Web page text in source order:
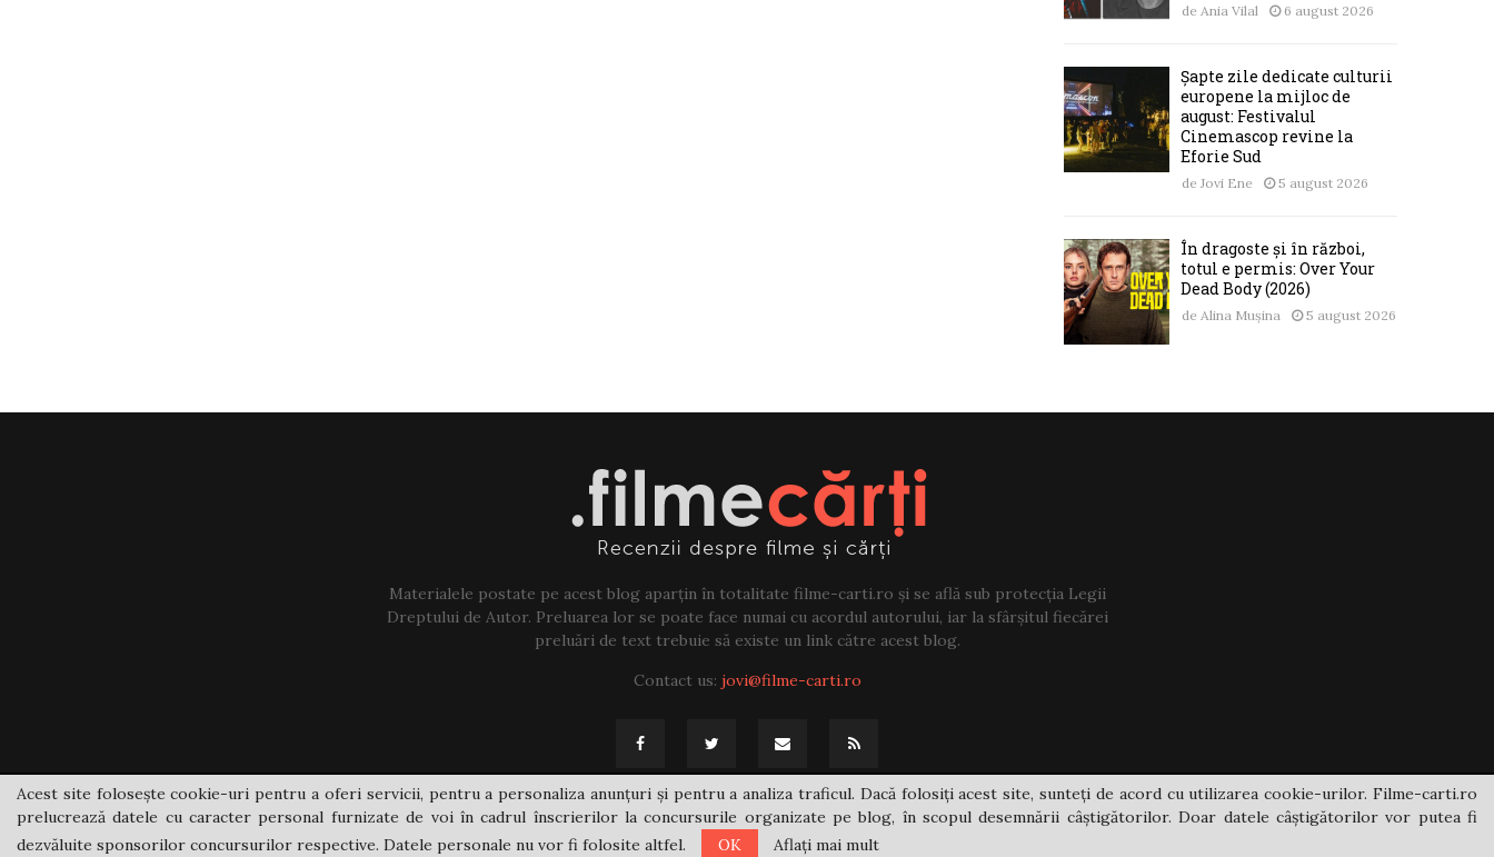
de Ania Vilal 6 august 2026
Șapte zile dedicate culturii
europene la mijloc de
august: Festivalul
Cinemascop revine la
Eforie Sud
de Jovi Ene 5 august 2026
În dragoste și în război,
totul e permis: Over Your
Dead Body (2026)
de Alina Mușina 5 august 2026
Materialele postate pe acest blog aparțin în totalitate filme-carti.ro și se află sub protecția Legii
Dreptului de Autor. Preluarea lor se poate face numai cu acordul autorului, iar la sfârșitul fiecărei
preluări de text trebuie să existe un link către acest blog.
Contact us: jovi@filme-carti.ro
@2021 - filme-carti.ro
Acest site folosește cookie-uri pentru a oferi servicii, pentru a personaliza anunțuri și pentru a analiza traficul. Dacă folosiți acest site, sunteți de acord cu utilizarea cookie-urilor. Filme-carti.ro
prelucrează datele cu caracter personal furnizate de voi în cadrul înscrierilor la concursurile organizate pe blog, în scopul desemnării câștigătorilor. Doar datele câștigătorilor vor putea fi
dezvăluite sponsorilor concursurilor respective. Datele personale nu vor fi folosite altfel.
OK Aflați mai mult